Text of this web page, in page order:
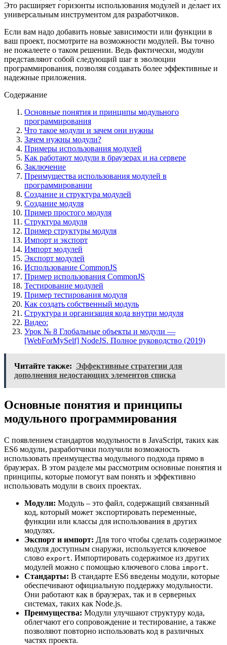
Это расширяет горизонты использования модулей и делает их
универсальным инструментом для разработчиков.
Если вам надо добавить новые зависимости или функции в
ваш проект, посмотрите на возможности модулей. Вы точно
не пожалеете о таком решении. Ведь фактически, модули
представляют собой следующий шаг в эволюции
программирования, позволяя создавать более эффективные и
надежные приложения.
Содержание
Основные понятия и принципы модульного
программирования
Что такое модули и зачем они нужны
Зачем нужны модули?
Примеры использования модулей
Как работают модули в браузерах и на сервере
Заключение
Преимущества использования модулей в
программировании
Создание и структура модулей
Создание модуля
Пример простого модуля
Структура модуля
Пример структуры модуля
Импорт и экспорт
Импорт модулей
Экспорт модулей
Использование CommonJS
Пример использования CommonJS
Тестирование модулей
Пример тестирования модуля
Как создать собственный модуль
Структура и организация кода внутри модуля
Видео:
Урок № 8 Глобальные объекты и модули —
[WebForMySelf] NodeJS. Полное руководство (2019)
Читайте также: Эффективные стратегии для
дополнения недостающих элементов списка
Основные понятия и принципы
модульного программирования
С появлением стандартов модульности в JavaScript, таких как
ES6 модули, разработчики получили возможность
использовать преимущества модульного подхода прямо в
браузерах. В этом разделе мы рассмотрим основные понятия и
принципы, которые помогут вам понять и эффективно
использовать модули в своих проектах.
Модули: Модуль – это файл, содержащий связанный
код, который может экспортировать переменные,
функции или классы для использования в других
модулях.
Экспорт и импорт: Для того чтобы сделать содержимое
модуля доступным снаружи, используется ключевое
слово export. Импортировать содержимое из других
модулей можно с помощью ключевого слова import.
Стандарты: В стандарте ES6 введены модули, которые
обеспечивают официальную поддержку модульности.
Они работают как в браузерах, так и в серверных
системах, таких как Node.js.
Преимущества: Модули улучшают структуру кода,
облегчают его сопровождение и тестирование, а также
позволяют повторно использовать код в различных
частях проекта.